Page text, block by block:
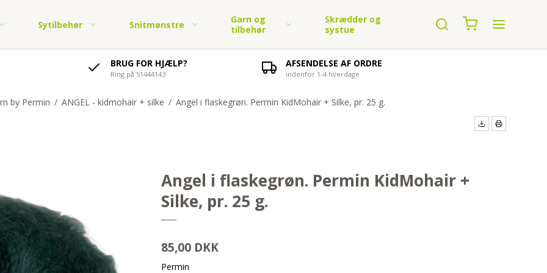
Børnestoffer i jersey
Børnestof fast bomuld
Økologisk bomuldsstof -
Sytilbehør
Knapper, tryklåse og
hægter
Elastik og elastikbånd
Pyntebånd
Snitmønstre
symønster
snitmønstre. Børn
år
Garn og
tilbehør
Garn fra Karen Klarbæk
Strikkekits Permin garn
Skrædder og
systue
BRUG FOR HJÆLP?
Ring på 51444143
AFSENDELSE AF ORDRE
indenfor 1-4 hverdage
by Permin / ANGEL - kidmohair + silke / Angel i flaskegrøn. Permin KidMohair + Silke, pr. 25 g.
Angel i flaskegrøn. Permin KidMohair +
Silke, pr. 25 g.
85,00 DKK
Permin